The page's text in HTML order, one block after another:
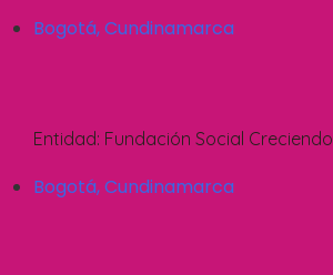
Bogotá,Cundinamarca
Entidad: Fundación Social Creciendo
Bogotá,Cundinamarca